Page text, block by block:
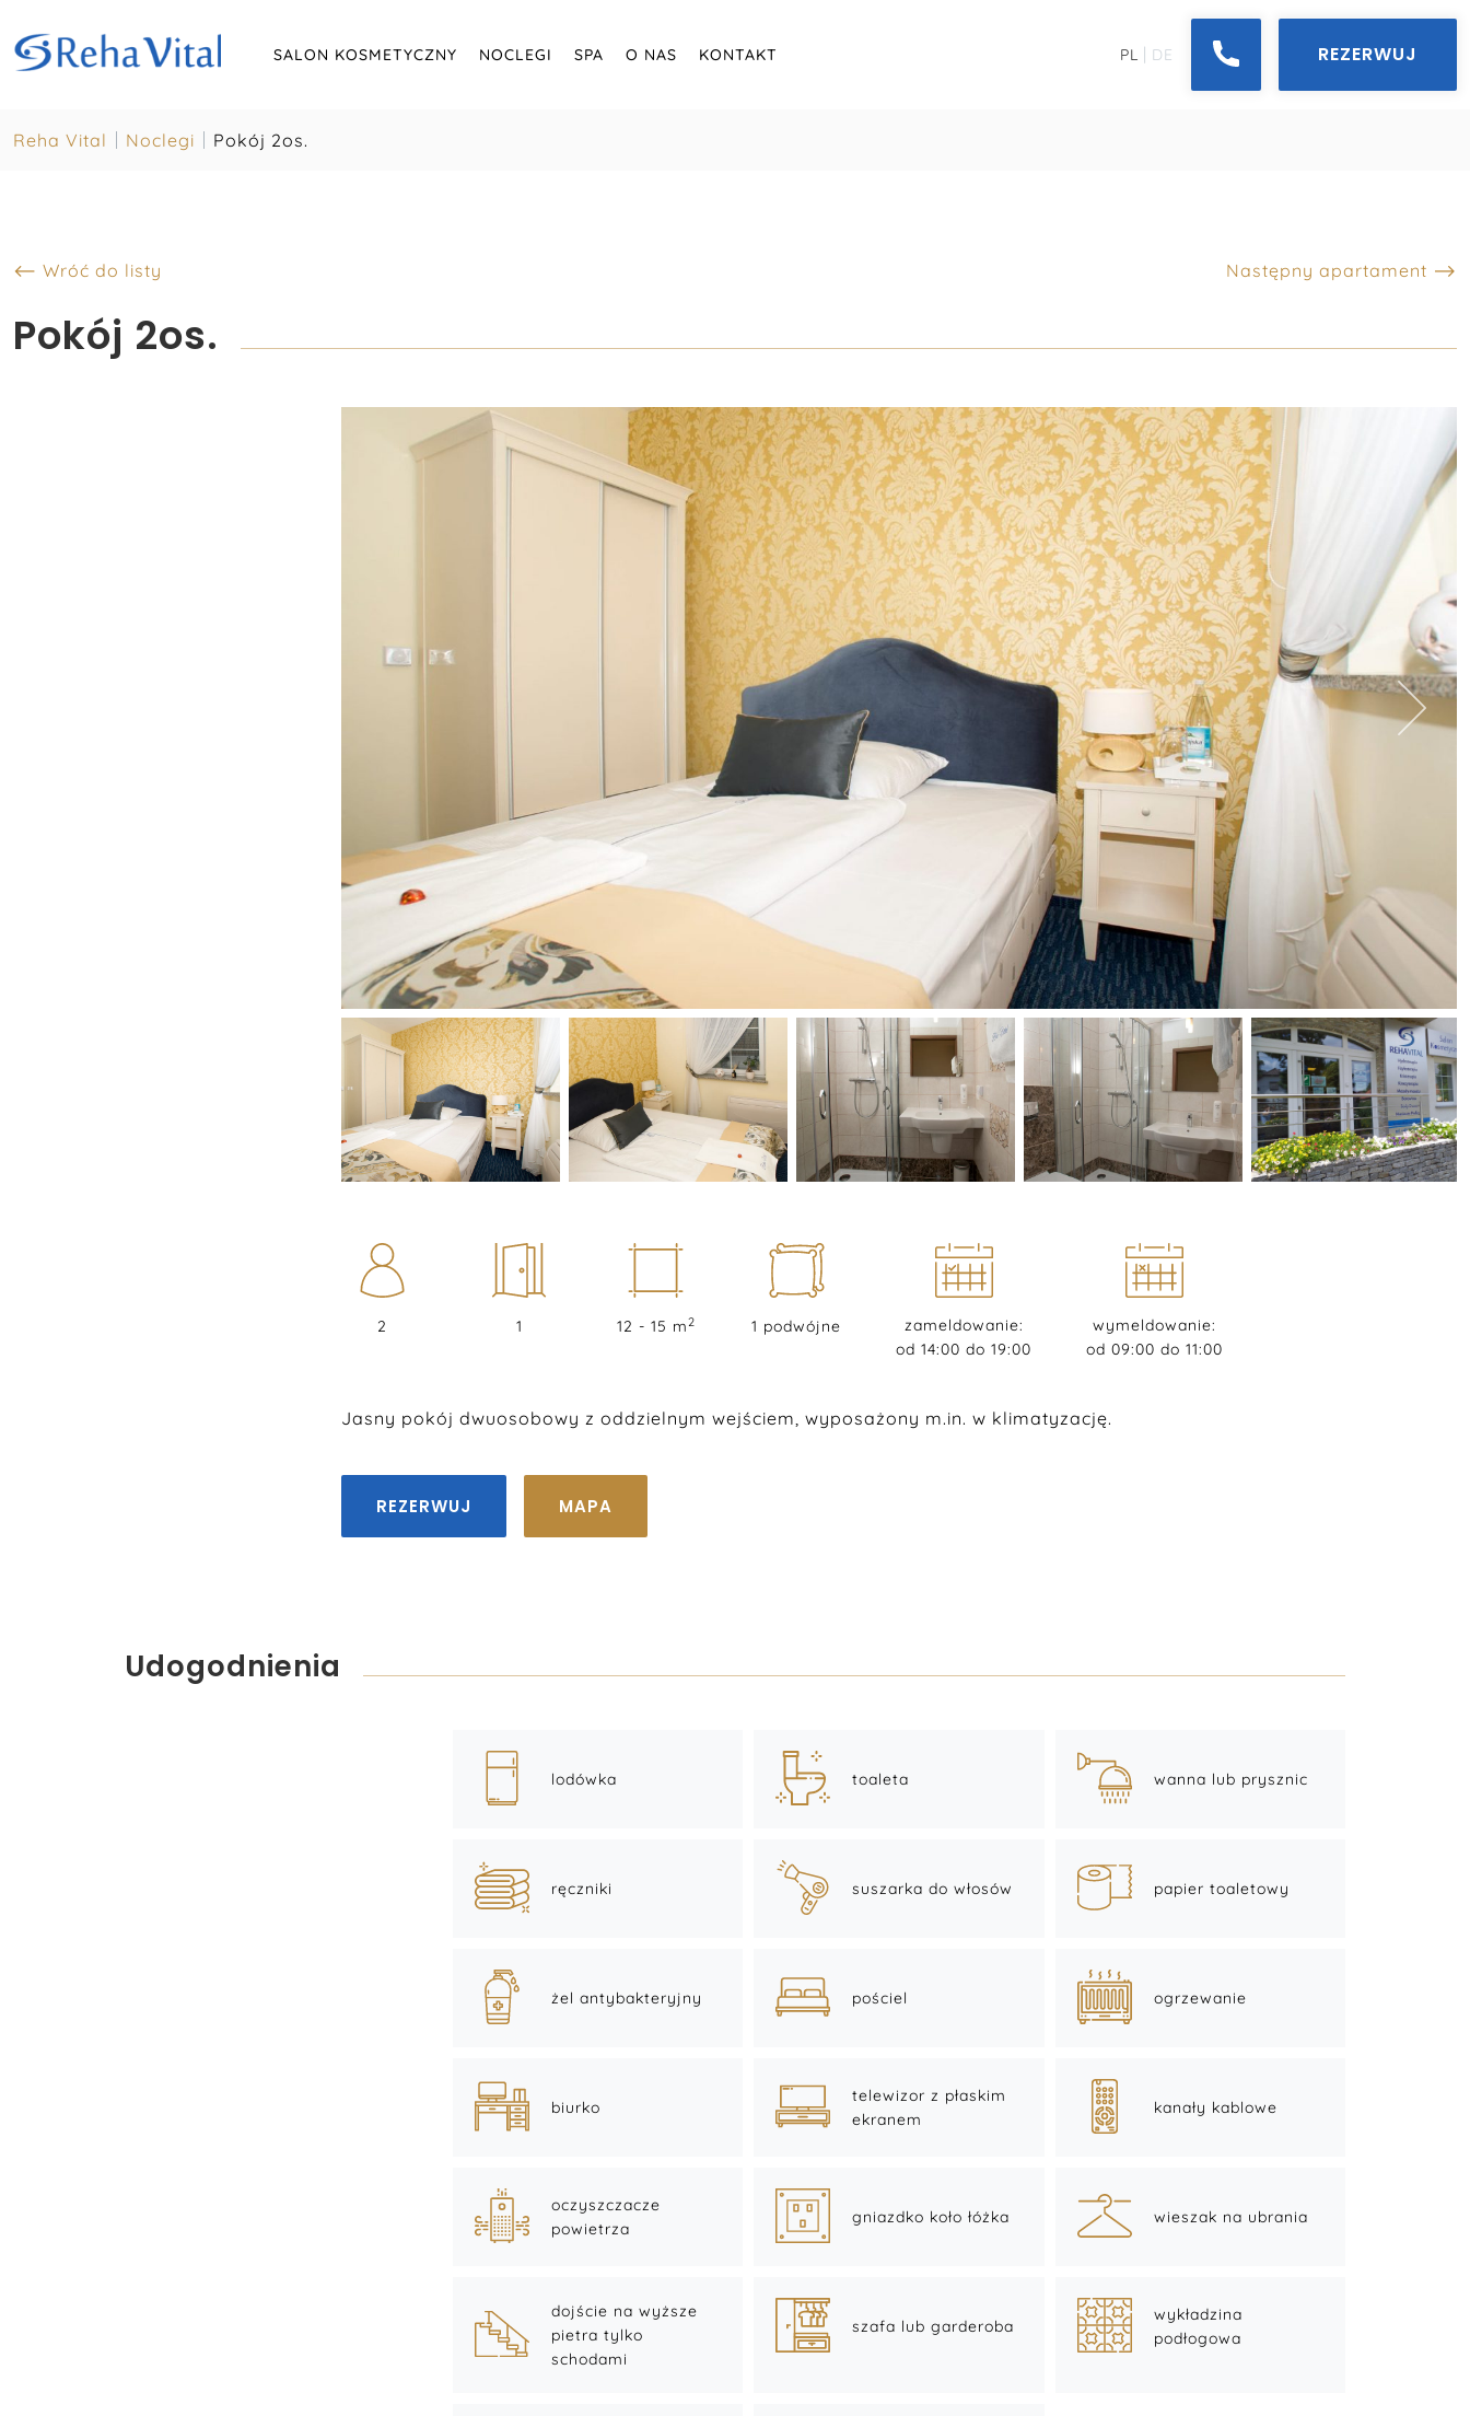
SALON KOSMETYCZNY NOCLEGI SPA O NAS KONTAKT PL | DE REZERWUJ
Reha Vital Noclegi Pokój 2os.
⟵ Wróć do listy Następny apartament ⟶
Pokój 2os.
2 1 12 - 15 m2 1 podwójne
zameldowanie:
od 14:00 do 19:00
wymeldowanie:
od 09:00 do 11:00
Jasny pokój dwuosobowy z oddzielnym wejściem, wyposażony m.in. w klimatyzację.
REZERWUJ MAPA
Udogodnienia
lodówka toaleta wanna lub prysznic
ręczniki suszarka do włosów papier toaletowy
żel antybakteryjny pościel ogrzewanie
biurko
telewizor z płaskim
ekranem
kanały kablowe
oczyszczacze
powietrza
gniazdko koło łóżka wieszak na ubrania
dojście na wyższe
pietra tylko
schodami
szafa lub garderoba
wykładzina
podłogowa